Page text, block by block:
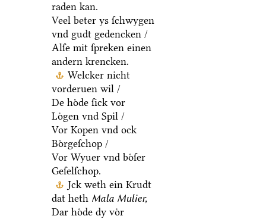
raden kan.
Veel beter ys ſchwygen
vnd gudt gedencken /
Alſe mit ſpreken einen
andern krencken.
Welcker nicht
vorderuen wil /
De hoͤde ſick vor
Loͤgen vnd Spil /
Vor Kopen vnd ock
Boͤrgeſchop /
Vor Wyuer vnd boͤſer
Geſelſchop.
Jck weth ein Krudt
dat heth Mala Mulier,
Dar hoͤde dy voͤr